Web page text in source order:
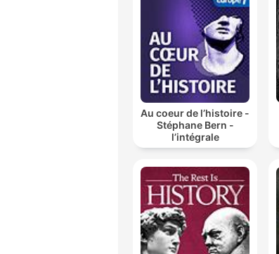
Au coeur de l’histoire -
Stéphane Bern -
l’intégrale